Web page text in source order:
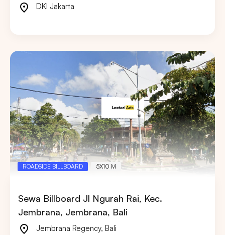
DKI Jakarta
ROADSIDE BILLBOARD 5X10 M
Sewa Billboard Jl Ngurah Rai, Kec.
Jembrana, Jembrana, Bali
Jembrana Regency, Bali